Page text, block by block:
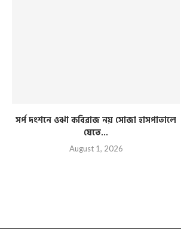
সর্প দংশনে ওঝা কবিরাজ নয় সোজা হাসপাতালে
যেতে...
August 1, 2026